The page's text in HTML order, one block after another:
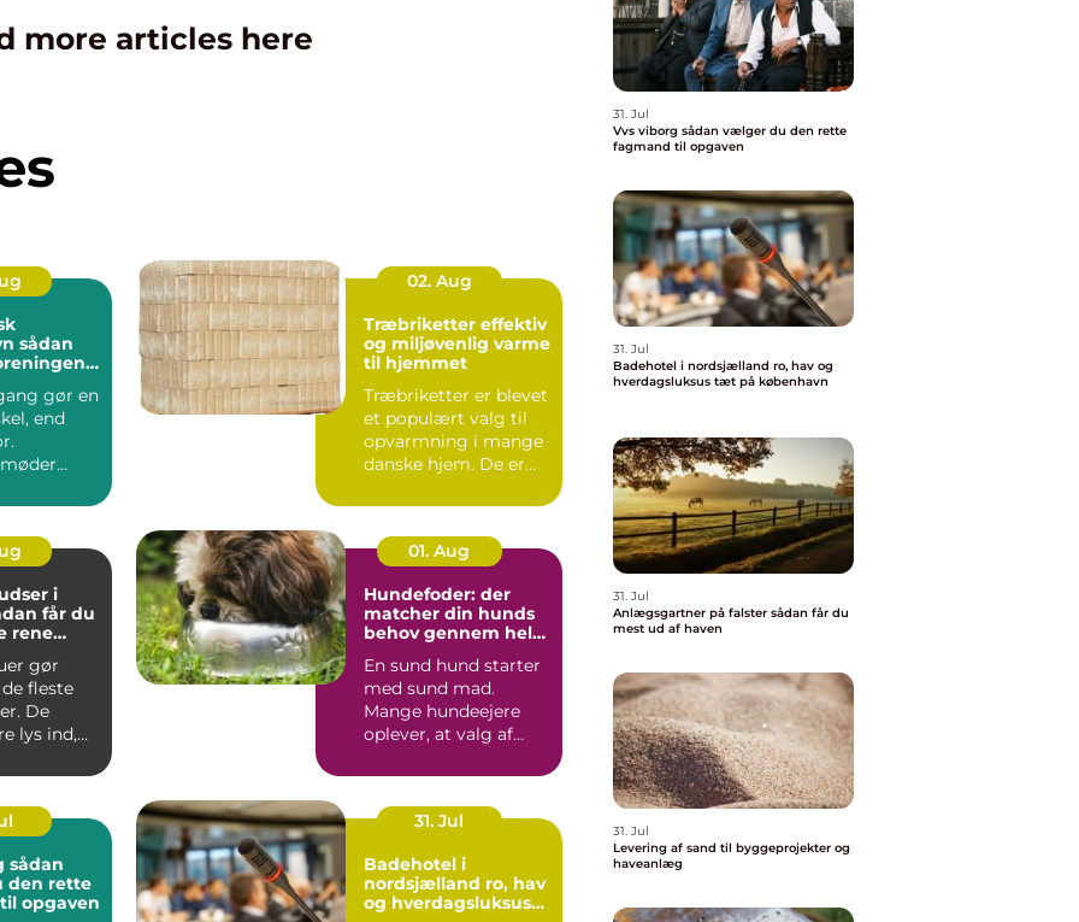
more articles here
gør en
end
02. Aug
Træbriketter effektiv
og miljøvenlig varme
til hjemmet
Træbriketter er blevet
et populært valg til
opvarmning i mange
danske hjem. De er
i
rene
gør
fleste
De
lys ind,
01. Aug
Hundefoder: der
matcher din hunds
behov gennem hele
En sund hund starter
med sund mad.
Mange hundeejere
oplever, at valg af
...
den rette
opgaven
31. Jul
Badehotel i
nordsjælland ro, hav
og hverdagsluksus
31. Jul
Vvs viborg sådan vælger du den rette
fagmand til opgaven
31. Jul
Badehotel i nordsjælland ro, hav og
hverdagsluksus tæt på københavn
31. Jul
Anlægsgartner på falster sådan får du
mest ud af haven
31. Jul
Levering af sand til byggeprojekter og
haveanlæg